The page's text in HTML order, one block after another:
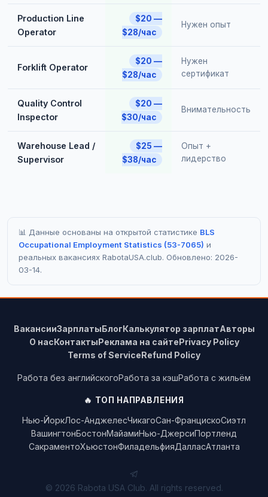
Production Line
Operator
$20 —
$28/час
Нужен опыт
Forklift Operator
$20 —
$28/час
Нужен
сертификат
Quality Control
Inspector
$20 —
$30/час
Внимательность
Warehouse Lead /
Supervisor
$25 —
$38/час
Опыт +
лидерство
📊 Данные основаны на открытой статистике BLS
Occupational Employment Statistics (53-7065) и
реальных вакансиях RabotaUSA.club. Обновлено: 2026-
03-14.
ВакансииЗарплатыБлогКалькулятор зарплатАвторы
О насКонтактыРеклама на сайтеPrivacy Policy
Terms of ServiceRefund Policy
Работа без английскогоРабота за кэшРабота с жильём
🔥 ТОП НАПРАВЛЕНИЯ
Нью-ЙоркЛос-АнджелесЧикагоСан-ФранцискоСиэтл
ВашингтонБостонМайамиНью-ДжерсиПортленд
СакраментоХьюстонФиладельфияДалласАтланта
© 2026 Rabota USA Club. All rights reserved.